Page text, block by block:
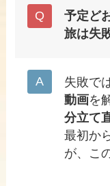
予定ど
旅は失
失敗で
動画を
分立て
最初か
が、こ